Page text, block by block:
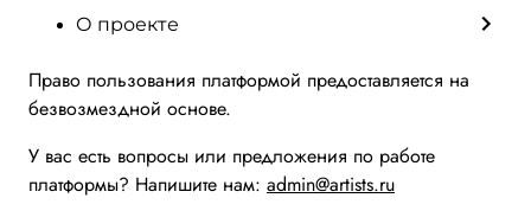
О проекте
Право пользования платформой предоставляется на
безвозмездной основе.
У вас есть вопросы или предложения по работе
платформы? Напишите нам: admin@artists.ru